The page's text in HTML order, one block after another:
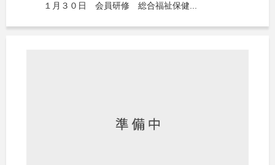
１月３０日 会員研修 総合福祉保健...